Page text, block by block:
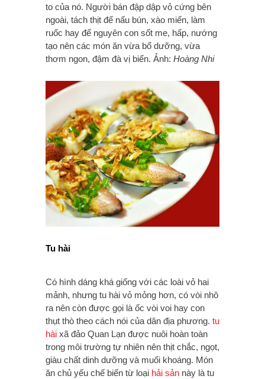
to của nó. Người bán đập dập vỏ cứng bên
ngoài, tách thịt để nấu bún, xào miến, làm
ruốc hay để nguyên con sốt me, hấp, nướng
tạo nên các món ăn vừa bổ dưỡng, vừa
thơm ngon, đậm đà vị biển. Ảnh: Hoàng Nhi
Tu hài
Có hình dáng khá giống với các loài vỏ hai
mảnh, nhưng tu hài vỏ mỏng hơn, có vòi nhô
ra nên còn được gọi là ốc vòi voi hay con
thụt thò theo cách nói của dân địa phương. tu
hài xã đảo Quan Lạn được nuôi hoàn toàn
trong môi trường tự nhiên nên thịt chắc, ngọt,
giàu chất dinh dưỡng và muối khoáng. Món
ăn chủ yếu chế biến từ loại hải sản này là tu